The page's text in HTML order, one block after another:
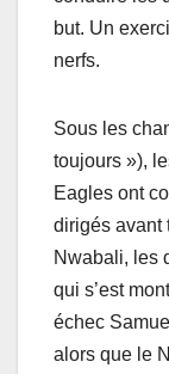
but. Un
nerfs.
Sous les
toujours »),
Eagles ont
dirigés avant
Nwabali, les
qui s’est
échec
alors que le